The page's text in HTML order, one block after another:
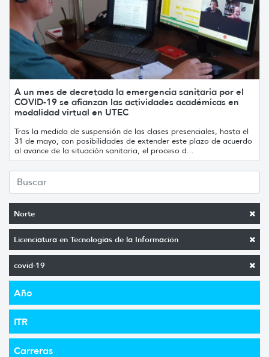
Norte
Licenciatura en Tecnologías de la Información
covid-19
Año
ITR
Carreras
A un mes de decretada la emergencia sanitaria por el
COVID-19 se afianzan las actividades académicas en
modalidad virtual en UTEC
Tras la medida de suspensión de las clases presenciales, hasta el
31 de mayo, con posibilidades de extender este plazo de acuerdo
al avance de la situación sanitaria, el proceso d...